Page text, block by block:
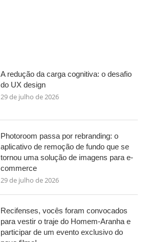
A redução da carga cognitiva: o desafio
do UX design
29 de julho de 2026
Photoroom passa por rebranding: o
aplicativo de remoção de fundo que se
tornou uma solução de imagens para e-
commerce
29 de julho de 2026
Recifenses, vocês foram convocados
para vestir o traje do Homem-Aranha e
participar de um evento exclusivo do